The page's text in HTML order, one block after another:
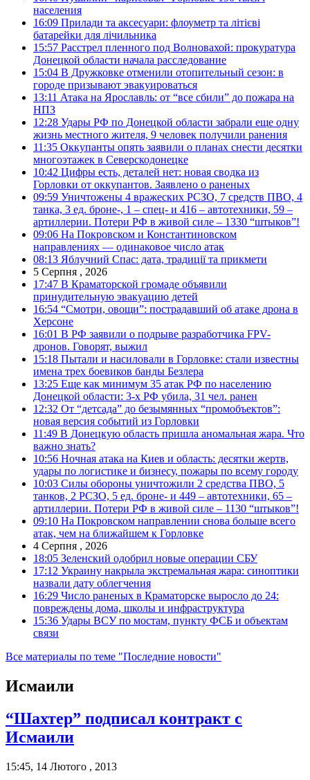
населения
16:09 Прилади та аксесуари: флоуметр та літієві
батарейки для лічильника
15:57 Расстрел пленного под Волновахой: прокуратура
Донецкой области начала расследование
15:04 В Дружковке отменили отопительный сезон: в
городе призывают эвакуироваться
13:11 Атака на Ярославль: от “все сбили” до пожара на
НПЗ
12:28 Удары РФ по Донецкой области забрали еще одну
жизнь местного жителя, 9 человек получили ранения
11:35 Оккупанты опять заявили о планах снести десятки
многоэтажек в Северскодонецке
10:42 Цифры есть, деталей нет: новая сводка из
Горловки от оккупантов. Заявлено о раненых
09:59 Уничтожены 4 вражеских РСЗО, 7 средств ПВО, 4
танка, 3 ед. броне-, 1 – спец- и 416 – автотехники, 59 –
артиллерии. Потери РФ в живой силе – 1330 “штыков”!
09:06 На Покровском и Константиновском
направлениях — одинаковое число атак
08:13 Яблучний Спас: дата, традиції та прикмети
5 Серпня , 2026
17:47 В Краматорской громаде объявили
принудительную эвакуацию детей
16:54 “Смотри, овощи”: пострадавший об атаке дрона в
Херсоне
16:01 В РФ заявили о подрыве разработчика FPV-
дронов. Говорят, выжил
15:18 Пытали и насиловали в Горловке: стали известны
имена трех боевиков банды Безлера
13:25 Еще как минимум 35 атак РФ по населению
Донецкой области: 3-х РФ убила, 31 чел. ранен
12:32 От “детсада” до безымянных “промобъектов”:
новая версия событий из Горловки
11:49 В Донецкую область пришла аномальная жара. Что
важно знать?
10:56 Ночная атака на Киев и область: десятки жертв,
удары по логистике и бизнесу, пожары по всему городу
10:03 Силы обороны уничтожили 2 средства ПВО, 5
танков, 2 РСЗО, 5 ед. броне- и 449 – автотехники, 65 –
артиллерии. Потери РФ в живой силе – 1130 “штыков”!
09:10 На Покровском направлении снова больше всего
атак, чем на ближайшем к Горловке
4 Серпня , 2026
18:05 Зеленский одобрил новые операции СБУ
17:12 Украину накрыла экстремальная жара: синоптики
назвали дату облегчения
16:29 Число раненых в Краматорске выросло до 24:
повреждены дома, школы и инфраструктура
15:36 Удары ВСУ по мостам, пункту ФСБ и объектам
связи
Все материалы по теме "Последние новости"
Исмаили
“Шахтер” подписал контракт с
Исмаили
15:45, 14 Лютого , 2013